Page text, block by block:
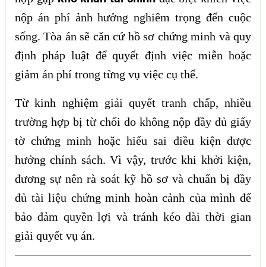
nộp án phí ảnh hưởng nghiêm trọng đến cuộc
sống. Tòa án sẽ căn cứ hồ sơ chứng minh và quy
định pháp luật để quyết định việc miễn hoặc
giảm án phí trong từng vụ việc cụ thể.
Từ kinh nghiệm giải quyết tranh chấp, nhiều
trường hợp bị từ chối do không nộp đầy đủ giấy
tờ chứng minh hoặc hiểu sai điều kiện được
hưởng chính sách. Vì vậy, trước khi khởi kiện,
đương sự nên rà soát kỹ hồ sơ và chuẩn bị đầy
đủ tài liệu chứng minh hoàn cảnh của mình để
bảo đảm quyền lợi và tránh kéo dài thời gian
giải quyết vụ án.